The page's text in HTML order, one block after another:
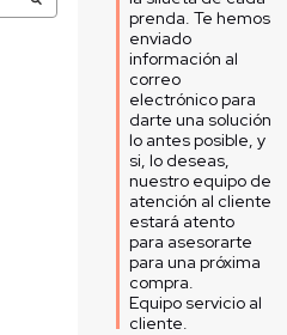
prenda. Te hemos
enviado
información al
correo
electrónico para
darte una solución
lo antes posible, y
si, lo deseas,
nuestro equipo de
atención al cliente
estará atento
para asesorarte
para una próxima
compra.
Equipo servicio al
cliente.